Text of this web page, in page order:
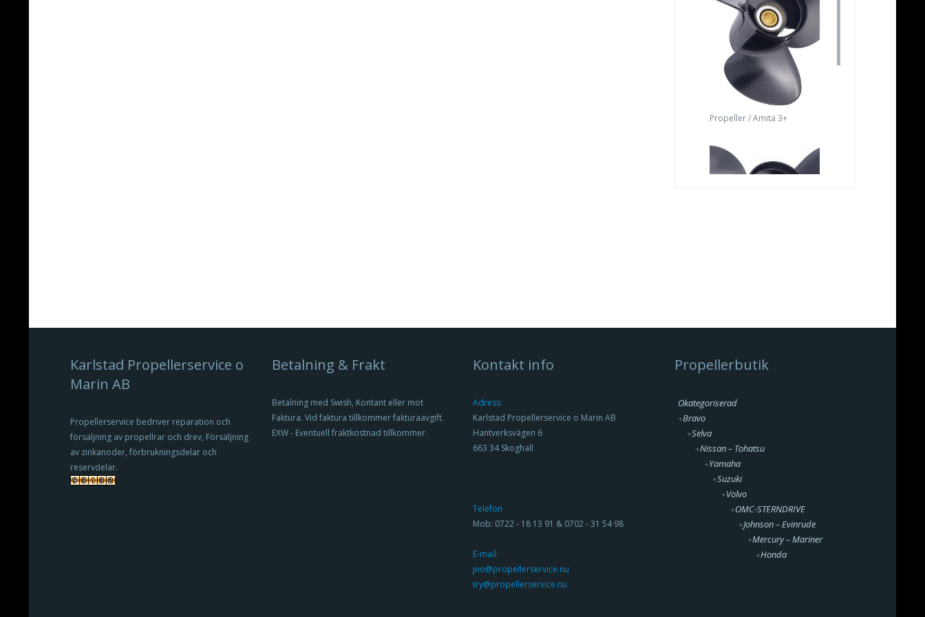
Propeller / Amita 3+
Karlstad Propellerservice o
Marin AB
Propellerservice bedriver reparation och
försäljning av propellrar och drev, Försäljning
av zinkanoder, förbrukningsdelar och
reservdelar.
Betalning & Frakt
Betalning med Swish, Kontant eller mot
Faktura. Vid faktura tillkommer fakturaavgift.
EXW - Eventuell fraktkostnad tillkommer.
Kontakt info
Adress:
Karlstad Propellerservice o Marin AB
Hantverksvägen 6
663 34 Skoghall
Telefon
Mob: 0722 - 18 13 91 & 0702 - 31 54 98
E-mail:
jno@propellerservice.nu
try@propellerservice.nu
Propellerbutik
Okategoriserad
Bravo
Selva
Nissan – Tohatsu
Yamaha
Suzuki
Volvo
OMC-STERNDRIVE
Johnson – Evinrude
Mercury – Mariner
Honda